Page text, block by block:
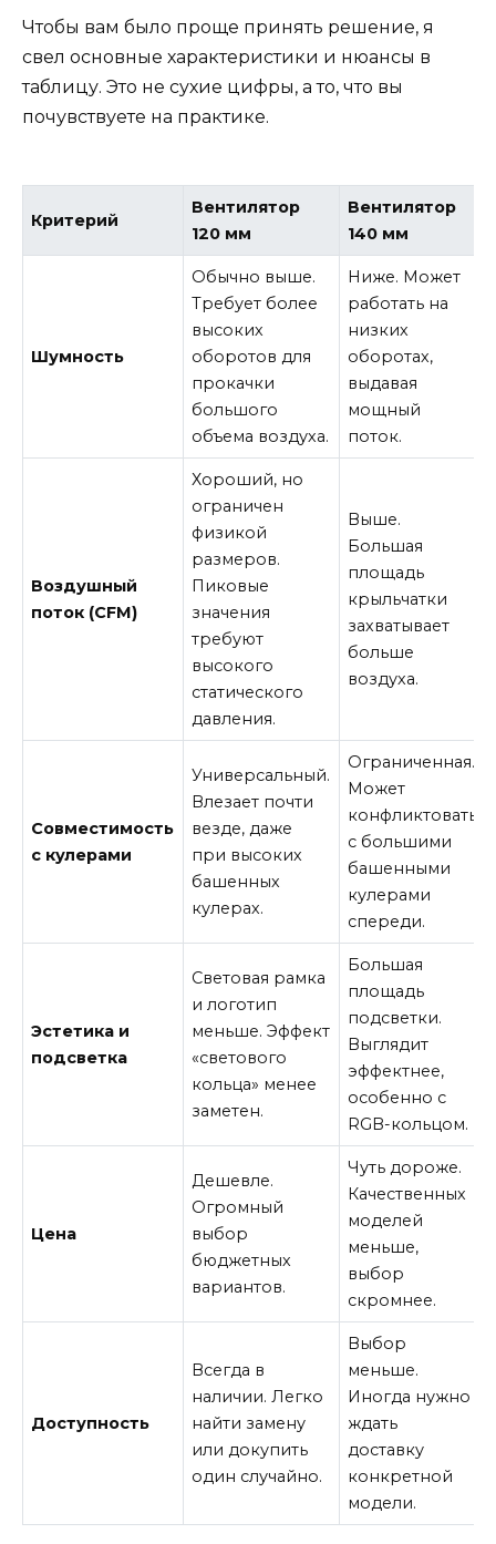
Чтобы вам было проще принять решение, я
свел основные характеристики и нюансы в
таблицу. Это не сухие цифры, а то, что вы
почувствуете на практике.
Критерий
Вентилятор
120 мм
Вентилятор
140 мм
Шумность
Обычно выше.
Требует более
высоких
оборотов для
прокачки
большого
объема воздуха.
Ниже. Может
работать на
низких
оборотах,
выдавая
мощный
поток.
Воздушный
поток (CFM)
Хороший, но
ограничен
физикой
размеров.
Пиковые
значения
требуют
высокого
статического
давления.
Выше.
Большая
площадь
крыльчатки
захватывает
больше
воздуха.
Совместимость
с кулерами
Универсальный.
Влезает почти
везде, даже
при высоких
башенных
кулерах.
Ограниченная.
Может
конфликтовать
с большими
башенными
кулерами
спереди.
Эстетика и
подсветка
Световая рамка
и логотип
меньше. Эффект
«светового
кольца» менее
заметен.
Большая
площадь
подсветки.
Выглядит
эффектнее,
особенно с
RGB-кольцом.
Цена
Дешевле.
Огромный
выбор
бюджетных
вариантов.
Чуть дороже.
Качественных
моделей
меньше,
выбор
скромнее.
Доступность
Всегда в
наличии. Легко
найти замену
или докупить
один случайно.
Выбор
меньше.
Иногда нужно
ждать
доставку
конкретной
модели.